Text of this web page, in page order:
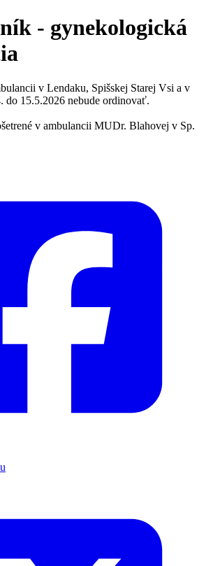
- gynekologická
v Lendaku, Spišskej Starej Vsi a v
do 15.5.2026 nebude ordinovať.
v ambulancii MUDr. Blahovej v Sp.